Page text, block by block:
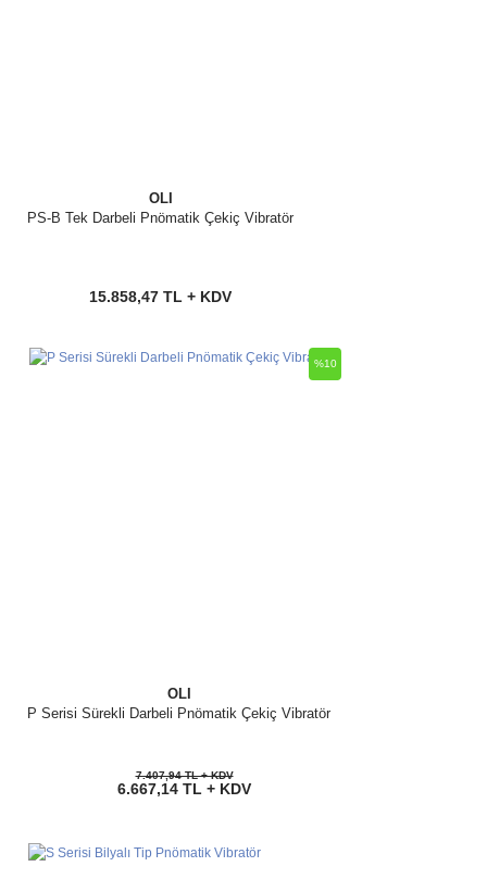
OLI
PS-B Tek Darbeli Pnömatik Çekiç Vibratör
15.858,47 TL + KDV
OLI
P Serisi Sürekli Darbeli Pnömatik Çekiç Vibratör
%10
7.407,94 TL + KDV
6.667,14 TL + KDV